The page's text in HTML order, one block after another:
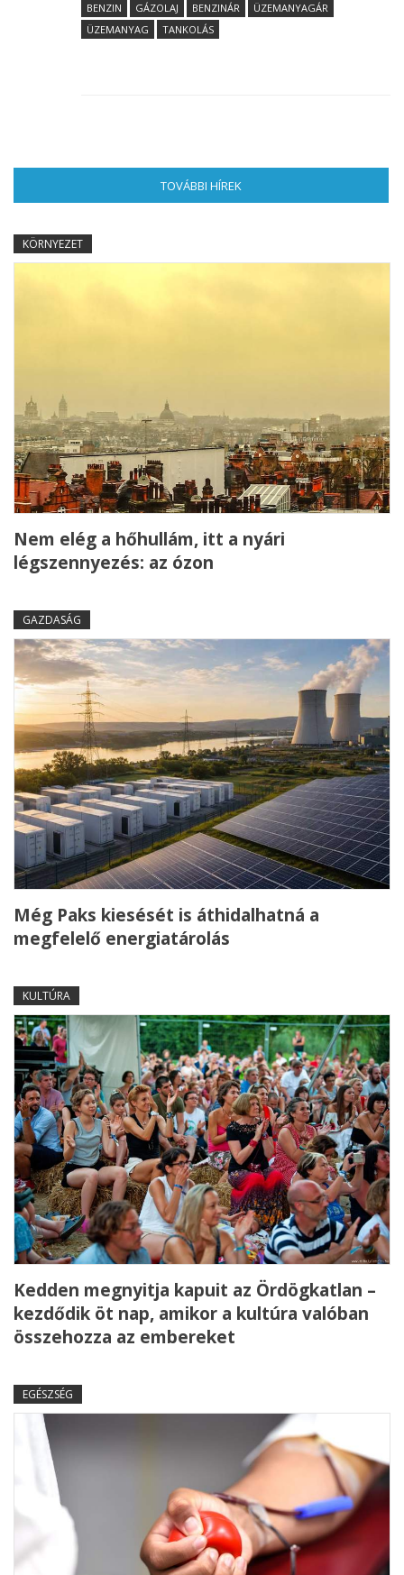
BENZIN GÁZOLAJ BENZINÁR
ÜZEMANYAGÁR
ÜZEMANYAG
TANKOLÁS
TOVÁBBI HÍREK
KÖRNYEZET
Nem elég a hőhullám, itt a nyári
légszennyezés: az ózon
GAZDASÁG
Még Paks kiesését is áthidalhatná a
megfelelő energiatárolás
KULTÚRA
Kedden megnyitja kapuit az Ördögkatlan –
kezdődik öt nap, amikor a kultúra valóban
összehozza az embereket
EGÉSZSÉG